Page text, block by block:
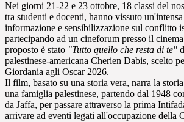
Nei giorni 21-22 e 23 ottobre, 18 classi del
tra studenti e docenti, hanno vissuto
informazione e sensibilizzazione sul conflitto
partecipando ad un cineforum presso il
proposto è stato "Tutto quello che resta di te"
palestinese-americana Cherien Dabis, scelto
Giordania agli Oscar 2026.
Il film, basato su una storia vera, narra la
una famiglia palestinese, partendo dal 1948
da Jaffa, per passare attraverso la prima
arrivare ad eventi legati all'occupazione della